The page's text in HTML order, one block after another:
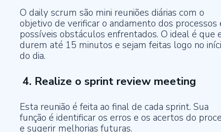
O daily scrum são mini reuniões diárias com o
objetivo de verificar o andamento dos processos
possíveis obstáculos enfrentados. O ideal é que
durem até 15 minutos e sejam feitas logo no
do dia.
4. Realize o sprint review meeting
Esta reunião é feita ao final de cada sprint. Sua
função é identificar os erros e os acertos do
e sugerir melhorias futuras.